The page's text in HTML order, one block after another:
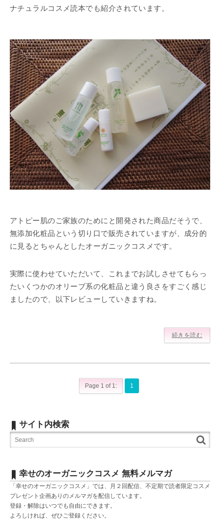
ナチュラルコスメ読本でも紹介されています。
アトピー肌のご家族のためにと開発された商品だそうで、
無添加化粧品という切り口で販売されていますが、成分的
に見るとちゃんとしたオーガニックコスメです。
実際に使わせていただいて、これまでお試しさせてもらっ
たいくつかのオリーブ系の化粧品と違う良さをすごく感じ
ましたので、以下レビューしていきますね。
続きを読む
Page 1 of 1: 1
サイト内検索
幸せのオーガニックコスメ 無料メルマガ
「幸せのオーガニックコスメ」では、月２回配信、不定期で読者限定コスメ
プレゼント企画ありのメルマガを配信しています。
登録・解除はいつでも自由にできます。
よろしければ、ぜひご登録ください。